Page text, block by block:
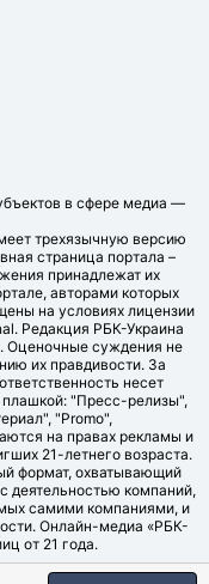
в сфере медиа —
трехязычную версию
страница портала –
принадлежат их
авторами которых
на условиях лицензии
Редакция РБК-Украина
Оценочные суждения не
их правдивости. За
несет
"Пресс-релизы",
"Promo",
на правах рекламы и
21-летнего возраста.
формат, охватывающий
деятельностью компаний,
самими компаниями, и
Онлайн-медиа «РБК-
от 21 года.
2026.